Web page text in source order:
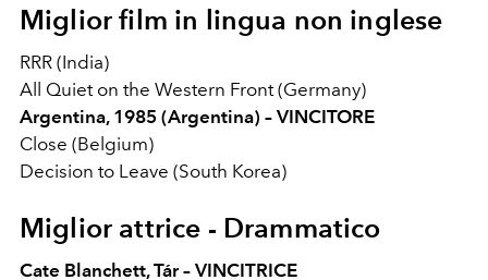
Miglior film in lingua non inglese
RRR (India)
All Quiet on the Western Front (Germany)
Argentina, 1985 (Argentina) – VINCITORE
Close (Belgium)
Decision to Leave (South Korea)
Miglior attrice - Drammatico
Cate Blanchett, Tár – VINCITRICE